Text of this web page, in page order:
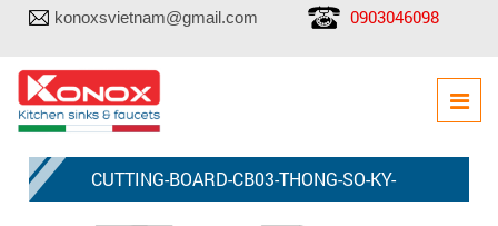
konoxsvietnam@gmail.com 0903046098
CUTTING-BOARD-CB03-THONG-SO-KY-